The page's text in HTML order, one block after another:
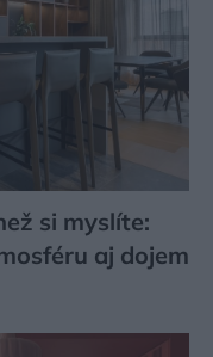
si myslíte:
aj dojem